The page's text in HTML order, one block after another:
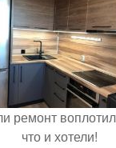
ремонт
что и хотели!